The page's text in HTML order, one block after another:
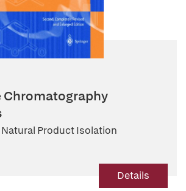
Chromatography
Product Isolation
Details